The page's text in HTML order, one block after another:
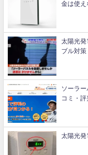
金は使え
太陽光発
ブル対策
ソーラ
コミ・評
太陽光発